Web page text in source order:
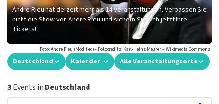
Andre Rieu hat derzeit mehr als 14 Veranstaltungen. Verpassen Sie
nicht die Show von Andre Rieu und sichern Sie sich jetzt Ihre
Tickets!
Foto: Andre Rieu (Modified)– Fotocredits: Karl-Heinz Meurer – Wikimedia Commons
Deutschland Kalender Alle Veranstaltungsorte
3Events in Deutschland